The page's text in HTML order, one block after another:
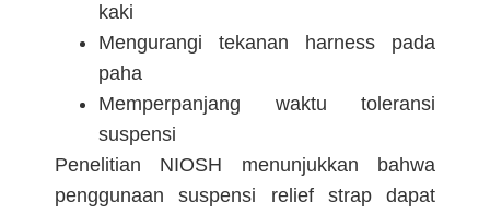
kaki
Mengurangi tekanan harness pada
paha
Memperpanjang waktu toleransi
suspensi
Penelitian NIOSH menunjukkan bahwa
penggunaan suspensi relief strap dapat